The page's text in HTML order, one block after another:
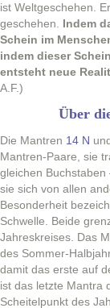
ist Welt­geschehen.
geschehen. Indem
Schein im
indem dieser
entste­ht neue
A.F.)
Über
Die Mantren 14 N
Mantren-Paare, sie
gle­ichen
sie sich von allen
Beson­der­heit
Schwelle. Bei­de
Jahreskreis­es. Das
des Som­mer-
damit das erste auf
ist das let­zte Mantra
Scheit­elpunkt des